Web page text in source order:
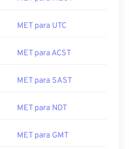
MET para UTC
MET para ACST
MET para SAST
MET para NDT
MET para GMT